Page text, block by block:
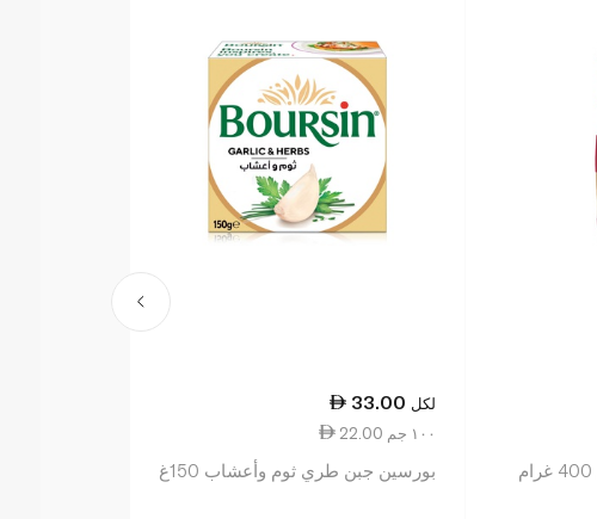
33.00 لكل
22.00 ١٠٠ جم
بورسين جبن طري ثوم وأعشاب 150غ